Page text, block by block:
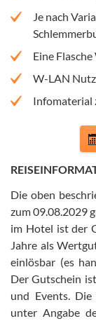
Je nach
Eine
W-LAN
Infomaterial
Die oben
zum 09.08.2029
im Hotel ist der
Jahre als
einlösbar (es
Der Gutschein
und Events. Die
unter Angabe